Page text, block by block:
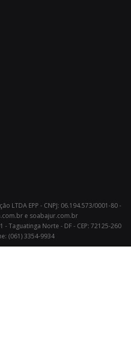
LTDA EPP - CNPJ: 06.194.573/0001-80 -
e soabajur.com.br
- Taguatinga Norte - DF - CEP: 72125-260
(061) 3354-9934